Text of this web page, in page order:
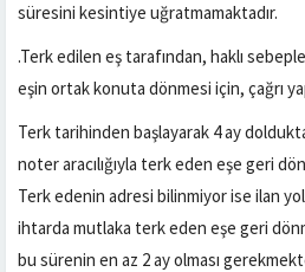
süresini kesintiye uğratmamaktadır.
.Terk edilen eş tarafından, haklı
eşin ortak konuta dönmesi için, çağrı
Terk tarihinden başlayarak 4 ay
noter aracılığıyla terk eden eşe geri
Terk edenin adresi bilinmiyor ise ilan
ihtarda mutlaka terk eden eşe geri
bu sürenin en az 2 ay olması